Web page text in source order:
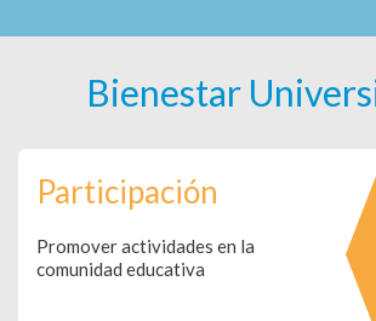
Bienestar
Participación
Promover actividades en la
comunidad educativa